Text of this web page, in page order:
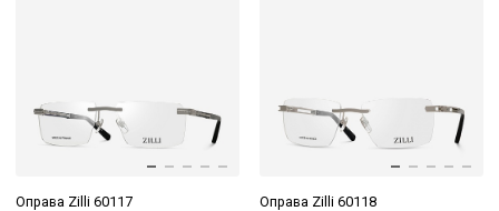
Оправа Zilli 60117 Оправа Zilli 60118